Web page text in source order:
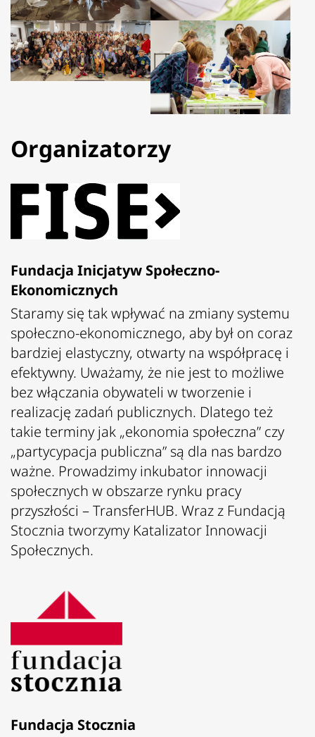
Organizatorzy
Fundacja Inicjatyw Społeczno-
Ekonomicznych
Staramy się tak wpływać na zmiany systemu
społeczno-ekonomicznego, aby był on coraz
bardziej elastyczny, otwarty na współpracę i
efektywny. Uważamy, że nie jest to możliwe
bez włączania obywateli w tworzenie i
realizację zadań publicznych. Dlatego też
takie terminy jak „ekonomia społeczna” czy
„partycypacja publiczna” są dla nas bardzo
ważne. Prowadzimy inkubator innowacji
społecznych w obszarze rynku pracy
przyszłości – TransferHUB. Wraz z Fundacją
Stocznia tworzymy Katalizator Innowacji
Społecznych.
Fundacja Stocznia